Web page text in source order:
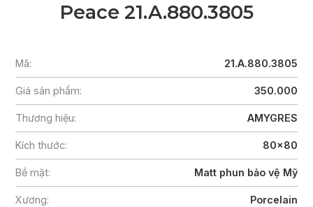
Peace 21.A.880.3805
Mã: 21.A.880.3805
Giá sản phẩm: 350.000
Thương hiệu: AMYGRES
Kích thước: 80x80
Bề mặt: Matt phun bảo vệ Mỹ
Xương: Porcelain